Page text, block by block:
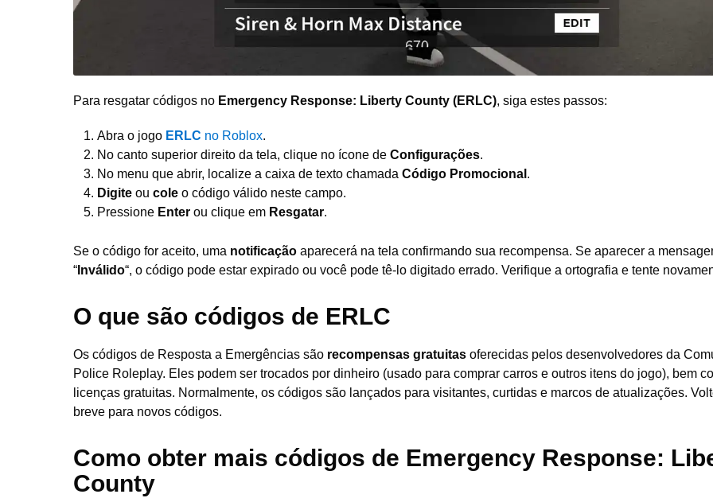
Para resgatar códigos no Emergency Response: Liberty County (ERLC), siga estes passos:
Abra o jogo ERLC no Roblox.
No canto superior direito da tela, clique no ícone de Configurações.
No menu que abrir, localize a caixa de texto chamada Código Promocional .
Digite ou cole o código válido neste campo.
Pressione Enter ou clique em Resgatar.
Se o código for aceito, uma notificação aparecerá na tela confirmando sua recompensa. Se aparecer a
“ Inválido“, o código pode estar expirado ou você pode tê-lo digitado errado. Verifique a ortografia e tente
O que são códigos de ERLC
Os códigos de Resposta a Emergências são recompensas gratuitas oferecidas pelos desenvolvedores da
Police Roleplay. Eles podem ser trocados por dinheiro (usado para comprar carros e outros itens do jogo), bem
licenças gratuitas. Normalmente, os códigos são lançados para visitantes, curtidas e marcos de atualizações.
breve para novos códigos.
Como obter mais códigos de Emergency Response:
County